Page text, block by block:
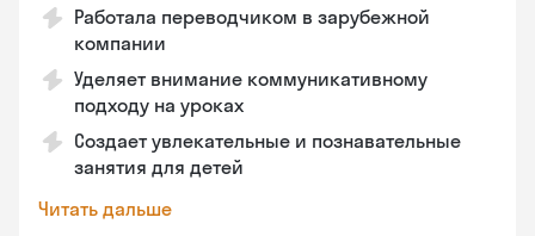
Работала переводчиком в зарубежной
компании
Уделяет внимание коммуникативному
подходу на уроках
Создает увлекательные и познавательные
занятия для детей
Читать дальше